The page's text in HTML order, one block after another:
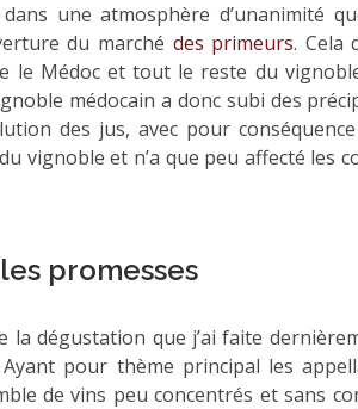
dans une atmosphère d’unanimité
du marché des primeurs. Cela
le Médoc et tout le reste du
médocain a donc subi des
des jus, avec pour
vignoble et n’a que peu affecté les
promesses
la dégustation que j’ai faite
pour thème principal les
de vins peu concentrés et sans